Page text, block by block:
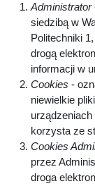
Administrator
siedzibą w
Politechniki
drogą
informacji w
Cookies -
niewielkie
korzysta ze
Cookies
przez
droga